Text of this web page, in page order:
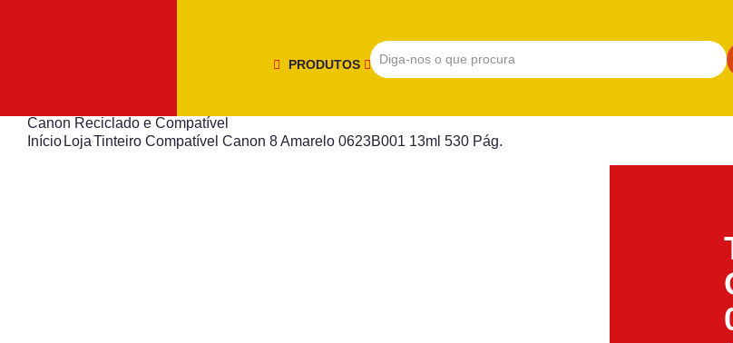
PRODUTOS
Canon Reciclado e Compatível
Início LojaTinteiro Compatível Canon 8 Amarelo 0623B001 13ml 530 Pág.